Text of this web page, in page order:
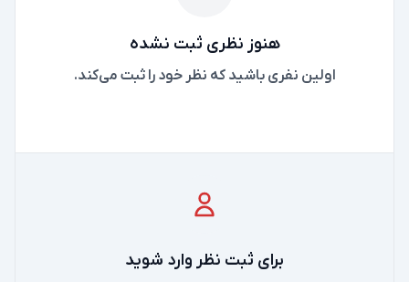
هنوز نظری ثبت نشده
اولین نفری باشید که نظر خود را ثبت می‌کند.
برای ثبت نظر وارد شوید